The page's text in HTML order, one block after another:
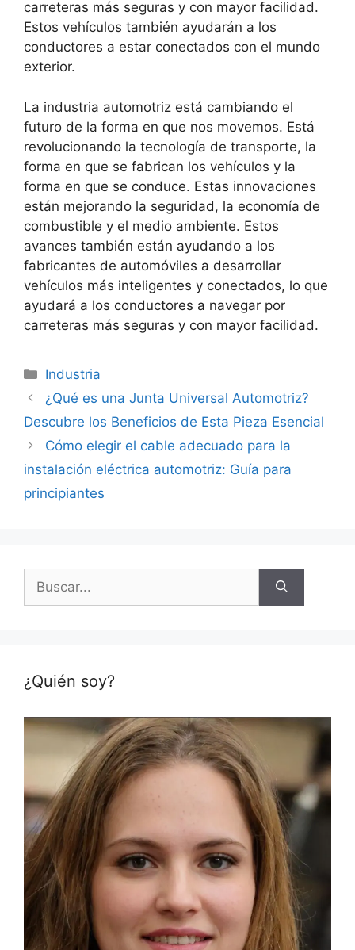
carreteras más seguras y con mayor facilidad.
Estos vehículos también ayudarán a los
conductores a estar conectados con el mundo
exterior.
La industria automotriz está cambiando el
futuro de la forma en que nos movemos. Está
revolucionando la tecnología de transporte, la
forma en que se fabrican los vehículos y la
forma en que se conduce. Estas innovaciones
están mejorando la seguridad, la economía de
combustible y el medio ambiente. Estos
avances también están ayudando a los
fabricantes de automóviles a desarrollar
vehículos más inteligentes y conectados, lo que
ayudará a los conductores a navegar por
carreteras más seguras y con mayor facilidad.
Categorías
Industria
¿Qué es una Junta Universal Automotriz?
Descubre los Beneficios de Esta Pieza Esencial
Cómo elegir el cable adecuado para la
instalación eléctrica automotriz: Guía para
principiantes
¿Quién soy?